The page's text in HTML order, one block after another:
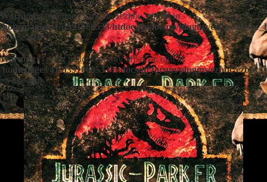
Warning: Undefined variable $ezbbc_config in
/homepages/41/d391060533/htdocs/jp/forum/plugins/ezbbc/
on line410
Warning: Trying to access array offset on null in
/homepages/41/d391060533/htdocs/jp/forum/plugins/ezbbc/
on line410